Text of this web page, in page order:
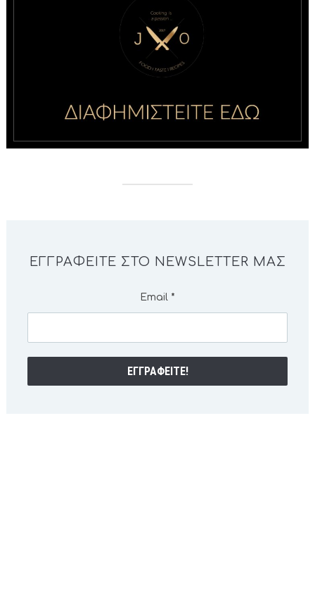
ΕΓΓΡΑΦΕΊΤΕ ΣΤΟ NEWSLETTER ΜΑΣ
Email *